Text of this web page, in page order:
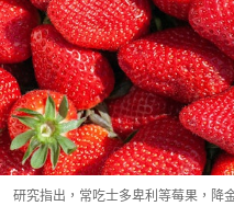
研究指出，常吃士多卑利等莓果，降